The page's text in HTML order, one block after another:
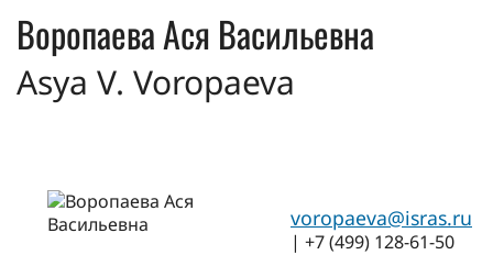
ВоропаеваАся Васильевна
Asya V. Voropaeva
voropaeva@isras.ru
| +7 (499) 128-61-50